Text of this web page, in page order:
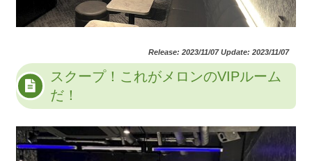
Release: 2023/11/07 Update: 2023/11/07
スクープ！これがメロンのVIPルーム
だ！